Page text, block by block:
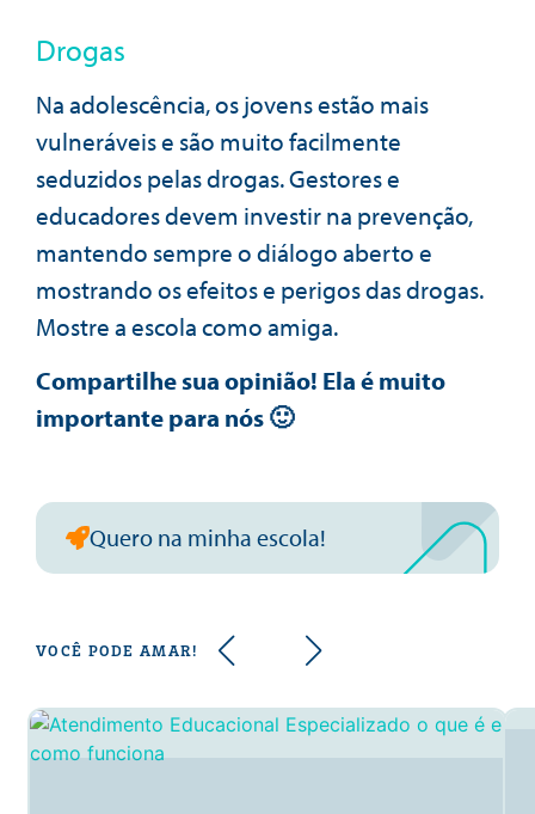
Drogas
Na adolescência, os jovens estão mais
vulneráveis e são muito facilmente
seduzidos pelas drogas. Gestores e
educadores devem investir na prevenção,
mantendo sempre o diálogo aberto e
mostrando os efeitos e perigos das drogas.
Mostre a escola como amiga.
Compartilhe sua opinião! Ela é muito
importante para nós 🙂
Quero na minha escola!
VOCÊ PODE AMAR!